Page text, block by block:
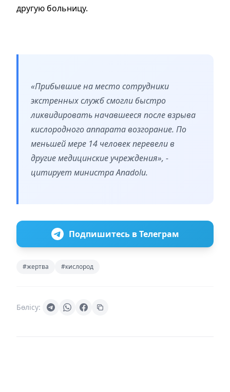
другую больницу.
«Прибывшие на место сотрудники
экстренных служб смогли быстро
ликвидировать начавшееся после взрыва
кислородного аппарата возгорание. По
меньшей мере 14 человек перевели в
другие медицинские учреждения», -
цитирует министра Anadolu.
Подпишитесь в Телеграм
#жертва #кислород
Бөлісу: